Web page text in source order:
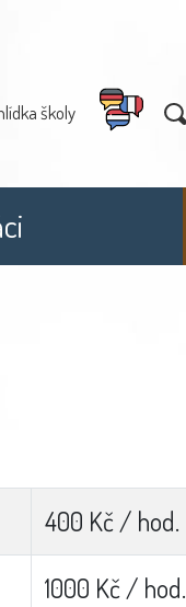
školy
400 Kč / hod.
1000 Kč / hod.